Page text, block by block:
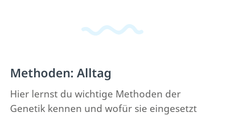
Methoden: Alltag
Hier lernst du wichtige Methoden der
Genetik kennen und wofür sie eingesetzt